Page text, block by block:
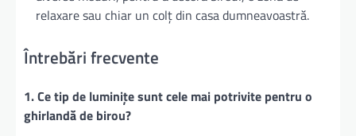
relaxare sau chiar un colț din casa dumneavoastră.
Întrebări frecvente
1. Ce tip de luminițe sunt cele mai potrivite pentru o
ghirlandă de birou?